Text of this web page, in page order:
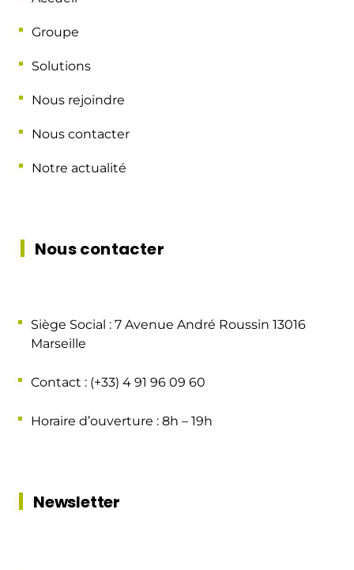
Groupe
Solutions
Nous rejoindre
Nous contacter
Notre actualité
Nous contacter
Siège Social : 7 Avenue André Roussin 13016
Marseille
Contact : (+33) 4 91 96 09 60
Horaire d’ouverture : 8h – 19h
Newsletter